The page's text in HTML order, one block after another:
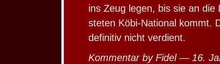
ins Zeug legen, bis sie an die
steten Köbi-National kommt.
definitiv nicht verdient.
Kommentar by Fidel — 16.